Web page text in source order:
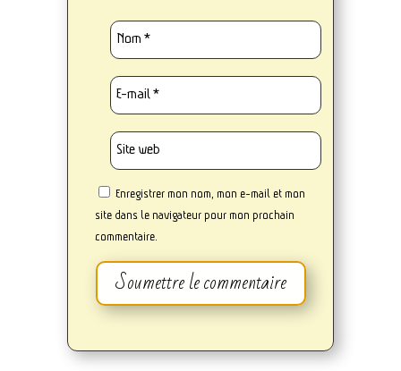
Enregistrer mon nom, mon e-mail et mon
site dans le navigateur pour mon prochain
commentaire.
Soumettre le commentaire